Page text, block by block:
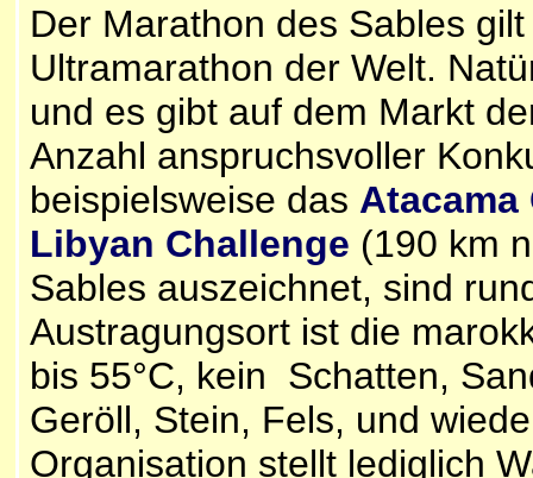
Der Marathon des Sables
Ultramarathon der Welt.
und es gibt auf dem Markt
Anzahl anspruchsvoller
beispielsweise das
Libyan Challenge (190 km
Sables auszeichnet, sind
Austragungsort ist die
bis 55°C, kein Schatten,
Geröll, Stein, Fels, und
Organisation stellt lediglich